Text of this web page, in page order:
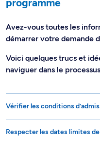
programme
Avez-vous toutes les
démarrer votre demande
Voici quelques trucs et
naviguer dans le
Vérifier les conditions
Respecter les dates limites